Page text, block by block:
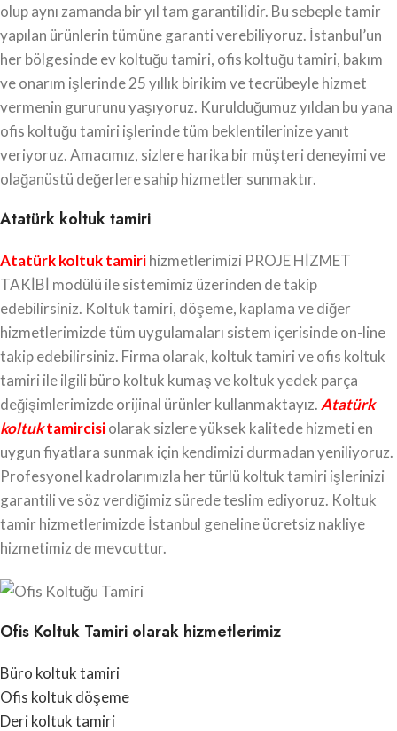
olup aynı zamanda bir yıl tam garantilidir. Bu sebeple tamir
yapılan ürünlerin tümüne garanti verebiliyoruz. İstanbul’un
her bölgesinde ev koltuğu tamiri, ofis koltuğu tamiri, bakım
ve onarım işlerinde 25 yıllık birikim ve tecrübeyle hizmet
vermenin gururunu yaşıyoruz. Kurulduğumuz yıldan bu yana
ofis koltuğu tamiri işlerinde tüm beklentilerinize yanıt
veriyoruz. Amacımız, sizlere harika bir müşteri deneyimi ve
olağanüstü değerlere sahip hizmetler sunmaktır.
Atatürk koltuk tamiri
Atatürk koltuk tamirihizmetlerimizi PROJE HİZMET
TAKİBİ modülü ile sistemimiz üzerinden de takip
edebilirsiniz. Koltuk tamiri, döşeme, kaplama ve diğer
hizmetlerimizde tüm uygulamaları sistem içerisinde on-line
takip edebilirsiniz. Firma olarak, koltuk tamiri ve ofis koltuk
tamiri ile ilgili büro koltuk kumaş ve koltuk yedek parça
değişimlerimizde orijinal ürünler kullanmaktayız. Atatürk
koltuktamircisiolarak sizlere yüksek kalitede hizmeti en
uygun fiyatlara sunmak için kendimizi durmadan yeniliyoruz.
Profesyonel kadrolarımızla her türlü koltuk tamiri işlerinizi
garantili ve söz verdiğimiz sürede teslim ediyoruz. Koltuk
tamir hizmetlerimizde İstanbul geneline ücretsiz nakliye
hizmetimiz de mevcuttur.
Ofis Koltuk Tamiri olarak hizmetlerimiz
Büro koltuk tamiri
Ofis koltuk döşeme
Deri koltuk tamiri